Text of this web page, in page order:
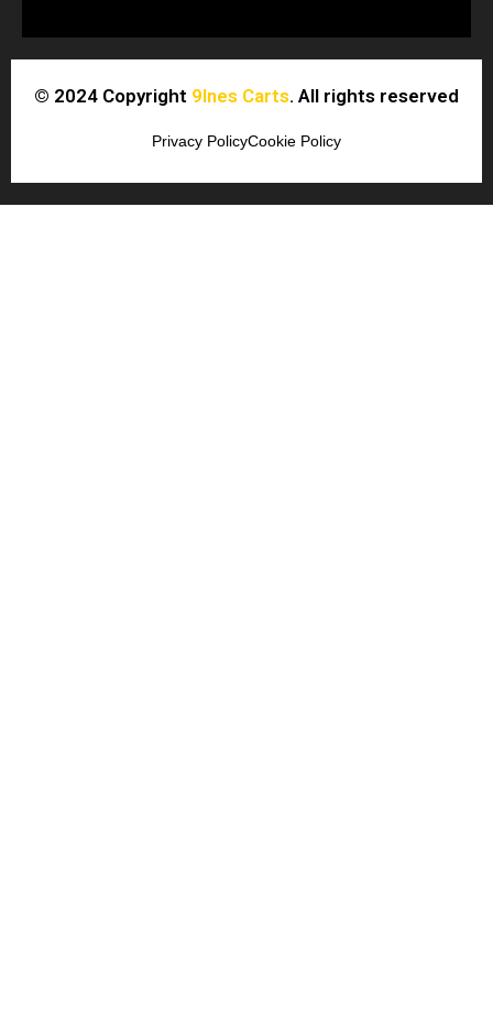
© 2024 Copyright 9Ines Carts. All rights reserved
Privacy PolicyCookie Policy